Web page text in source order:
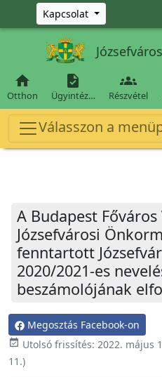
Ugrás a fő tartalomra
Kapcsolat

Otthon

Ügyintéz…

Részvétel
Válasszon a
A Budapest
Józsefvárosi
fenntartott
2020/2021-es
beszámolójának
Megosztás Facebook-on
event_available Utolsó frissítés: 2022. május
11.)